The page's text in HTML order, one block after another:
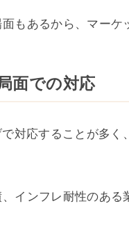
もあるから、マーケ
面での対応
対応することが多
インフレ耐性のある